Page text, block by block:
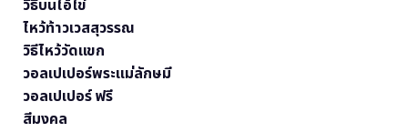
วิธีบนไอ้ไข่
ไหว้ท้าวเวสสุวรรณ
วิธีไหว้วัดแขก
วอลเปเปอร์พระแม่ลักษมี
วอลเปเปอร์ ฟรี
สีมงคล